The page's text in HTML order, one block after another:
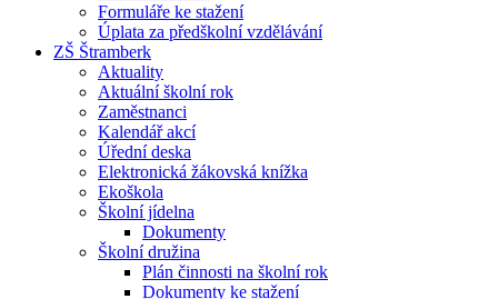
Formuláře ke stažení
Úplata za předškolní vzdělávání
ZŠ Štramberk
Aktuality
Aktuální školní rok
Zaměstnanci
Kalendář akcí
Úřední deska
Elektronická žákovská knížka
Ekoškola
Školní jídelna
Dokumenty
Školní družina
Plán činnosti na školní rok
Dokumenty ke stažení